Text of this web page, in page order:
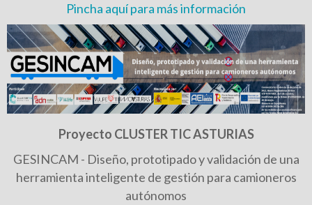
Pincha aquí para más información
Proyecto CLUSTER TIC ASTURIAS
GESINCAM - Diseño, prototipado y validación de una
herramienta inteligente de gestión para camioneros
autónomos